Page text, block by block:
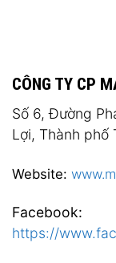
CÔNG TY CP
Số 6, Đường
Lợi, Thành phố
Website:
Facebook:
https://